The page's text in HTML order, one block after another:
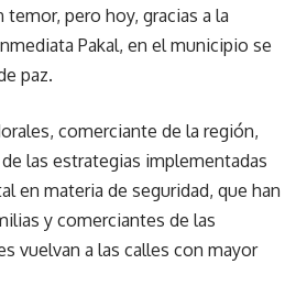
pero hoy, gracias a la
Pakal, en el municipio se
paz.
comerciante de la región,
las estrategias implementadas
en materia de seguridad, que han
y comerciantes de las
vuelvan a las calles con mayor